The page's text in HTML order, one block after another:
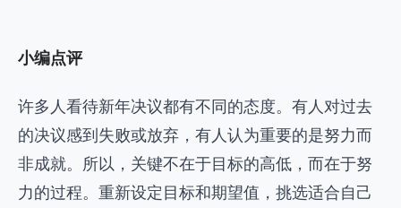
小编点评
许多人看待新年决议都有不同的态度。有人对过去
的决议感到失败或放弃，有人认为重要的是努力而
非成就。所以，关键不在于目标的高低，而在于努
力的过程。重新设定目标和期望值，挑选适合自己